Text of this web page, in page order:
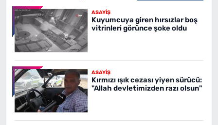
ASAYİŞ
Kuyumcuya giren hırsızlar boş
vitrinleri görünce şoke oldu
ASAYİŞ
Kırmızı ışık cezası yiyen sürücü:
"Allah devletimizden razı olsun"